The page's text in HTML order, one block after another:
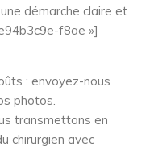
démarche claire et
f8ae »]
: envoyez-nous
photos.
transmettons en
chirurgien avec